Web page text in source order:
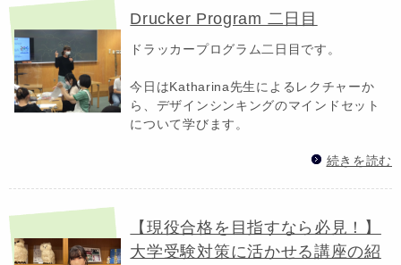
Drucker Program 二日目
ドラッカープログラム二日目です。
今日はKatharina先生によるレクチャーか
ら、デザインシンキングのマインドセット
について学びます。
続きを読む
【現役合格を目指すなら必見！】
大学受験対策に活かせる講座の紹